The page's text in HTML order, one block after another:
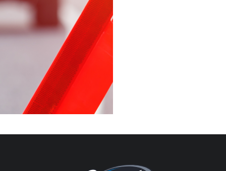
せん
Pagina non disponibile
هذه الصفحة غير متوفرة